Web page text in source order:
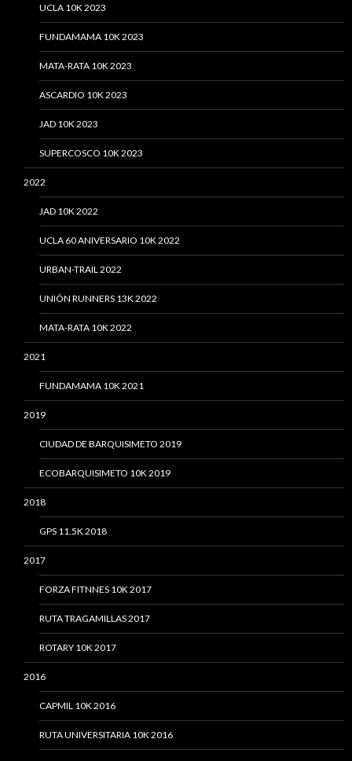
UCLA 10K 2023
FUNDAMAMA 10K 2023
MATA-RATA 10K 2023
ASCARDIO 10K 2023
JAD 10K 2023
SUPERCOSCO 10K 2023
2022
JAD 10K 2022
UCLA 60 ANIVERSARIO 10K 2022
URBAN-TRAIL 2022
UNIÓN RUNNERS 13K 2022
MATA-RATA 10K 2022
2021
FUNDAMAMA 10K 2021
2019
CIUDAD DE BARQUISIMETO 2019
ECOBARQUISIMETO 10K 2019
2018
GPS 11.5K 2018
2017
FORZA FITNNES 10K 2017
RUTA TRAGAMILLAS 2017
ROTARY 10K 2017
2016
CAPMIL 10K 2016
RUTA UNIVERSITARIA 10K 2016